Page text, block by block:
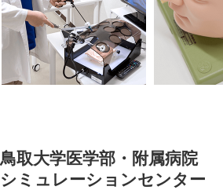
鳥取大学医学部・附属病院
シミュレーションセンター